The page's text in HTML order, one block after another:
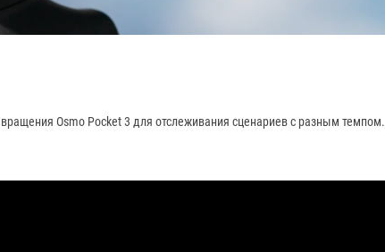
Osmo Pocket 3 для отслеживания сценариев с разным темпом.